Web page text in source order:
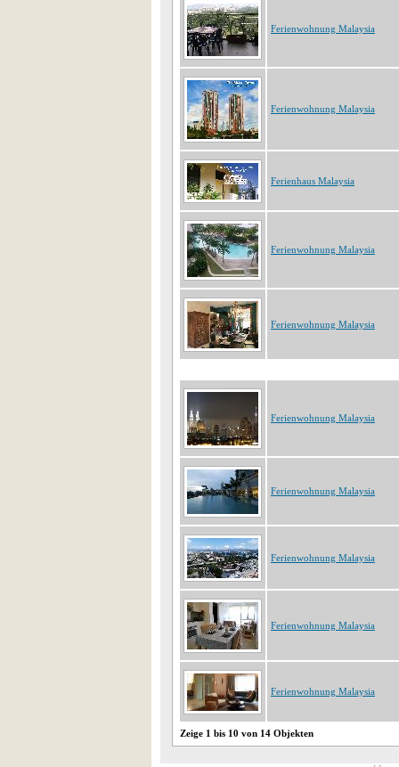
Ferienwohnung Malaysia
Ferienwohnung Malaysia
Ferienhaus Malaysia
Ferienwohnung Malaysia
Ferienwohnung Malaysia
Ferienwohnung Malaysia
Ferienwohnung Malaysia
Ferienwohnung Malaysia
Ferienwohnung Malaysia
Ferienwohnung Malaysia
Zeige 1 bis 10 von 14 Objekten